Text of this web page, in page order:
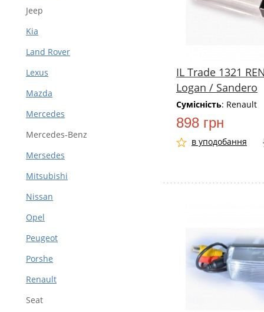
Jeep
Kia
Land Rover
Lexus
Mazda
Mercedes
Mercedes-Benz
Mersedes
Mitsubishi
Nissan
Opel
Peugeot
Porshe
Renault
Seat
IL Trade 1321
Logan / Sandero
Сумісність: Renault
898 грн
в уподобання